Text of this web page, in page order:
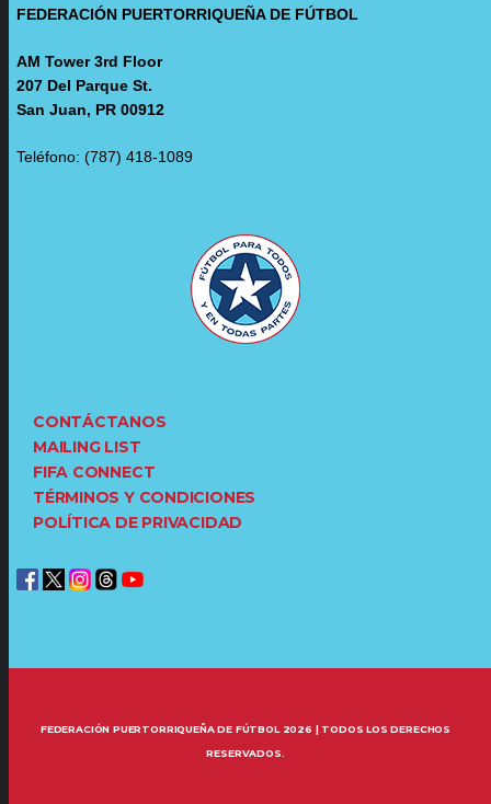
FEDERACIÓN PUERTORRIQUEÑA DE FÚTBOL
AM Tower 3rd Floor
207 Del Parque St.
San Juan, PR 00912
Teléfono: (787) 418-1089
CONTÁCTANOS
MAILING LIST
FIFA CONNECT
TÉRMINOS Y CONDICIONES
POLÍTICA DE PRIVACIDAD
FEDERACIÓN PUERTORRIQUEÑA DE FÚTBOL 2026 | TODOS LOS DERECHOS
RESERVADOS.